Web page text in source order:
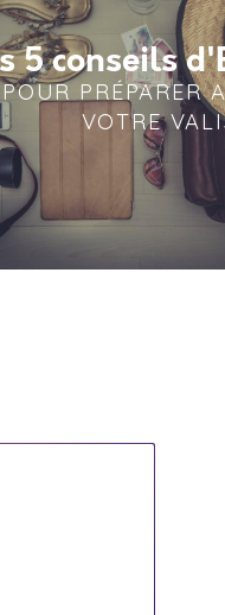
5 conseils
POUR PRÉPARER
VOTRE